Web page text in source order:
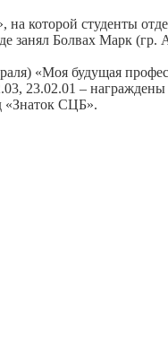
которой студенты
занял Болвах Марк
«Моя будущая
23.02.01 –
«Знаток СЦБ».